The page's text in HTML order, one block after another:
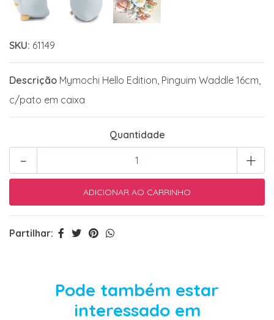
SKU: 61149
Descrição Mymochi Hello Edition, Pinguim Waddle 16cm,
c/pato em caixa
Quantidade
+
-
Partilhar:
Pode também estar
interessado em